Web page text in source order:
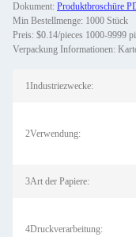
Dokument: Produktbroschüre
Min Bestellmenge: 1000 Stück
Preis: $0.14/pieces 1000-9999
Verpackung Informationen:
1Industriezwecke:
2Verwendung:
3Art der Papiere:
4Druckverarbeitung: